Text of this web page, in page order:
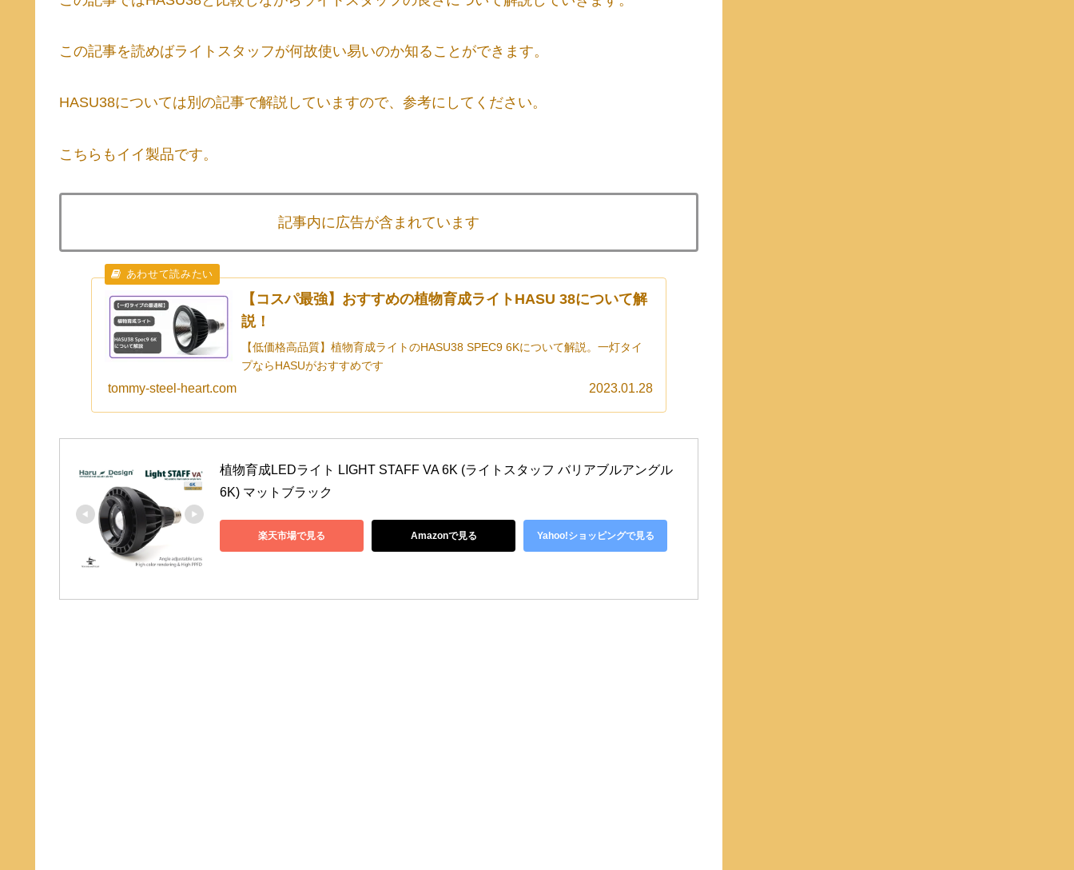
この記事を読めばライトスタッフが何故使い易いのか知ることができます。
HASU38については別の記事で解説していますので、参考にしてください。
こちらもイイ製品です。
記事内に広告が含まれています
【コスパ最強】おすすめの植物育成ライトHASU 38について解
説！
【低価格高品質】植物育成ライトのHASU38 SPEC9 6Kについて解説。一灯タイ
プならHASUがおすすめです
tommy-steel-heart.com 2023.01.28
植物育成LEDライト LIGHT STAFF VA 6K (ライトスタッフ バリアブルアングル
6K) マットブラック
楽天市場で見る Amazonで見る Yahoo!ショッピングで見る